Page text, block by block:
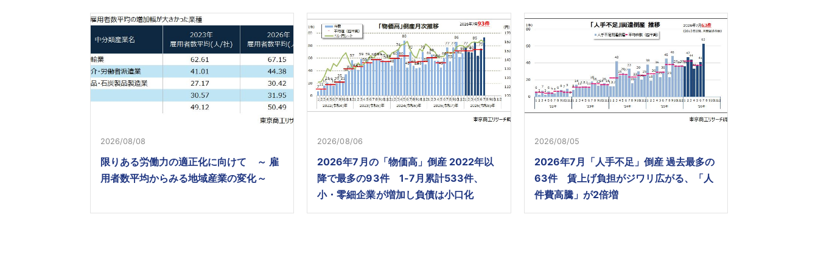
2026/08/08
限りある労働力の適正化に向けて ～ 雇
用者数平均からみる地域産業の変化～
2026/08/06
2026年7月の「物価高」倒産 2022年以
降で最多の93件 1-7月累計533件、
小・零細企業が増加し負債は小口化
2026/08/05
2026年7月「人手不足」倒産 過去最多の
63件 賃上げ負担がジワリ広がる、「人
件費高騰」が2倍増